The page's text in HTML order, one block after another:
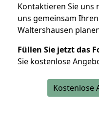
Kontaktieren Sie uns
uns gemeinsam
Waltershausen
Füllen Sie jetzt das
Sie kostenlose
Kostenlose